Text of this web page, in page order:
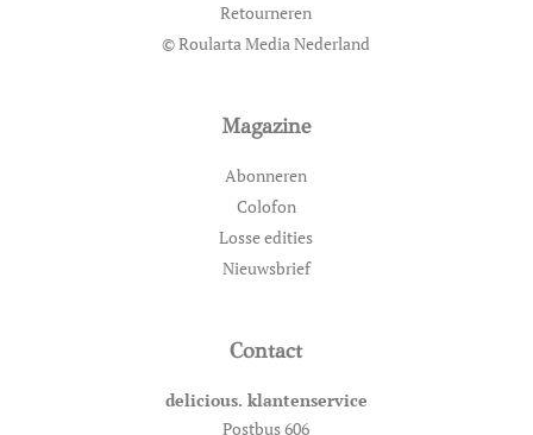
Retourneren
© Roularta Media Nederland
Magazine
Abonneren
Colofon
Losse edities
Nieuwsbrief
Contact
delicious. klantenservice
Postbus 606